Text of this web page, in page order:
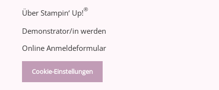
Über Stampin‘ Up!®
Demonstrator/in werden
Online Anmeldeformular
Cookie-Einstellungen